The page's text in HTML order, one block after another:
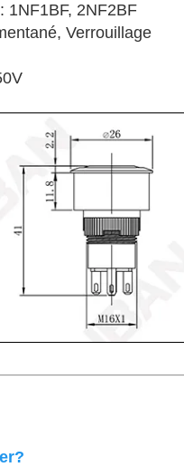
1NF1BF, 2NF2BF
Verrouillage